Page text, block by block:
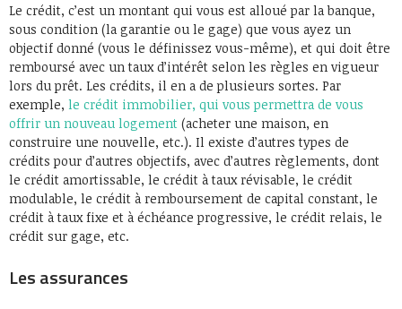
Le crédit, c’est un montant qui vous est alloué par la banque,
sous condition (la garantie ou le gage) que vous ayez un
objectif donné (vous le définissez vous-même), et qui doit être
remboursé avec un taux d’intérêt selon les règles en vigueur
lors du prêt. Les crédits, il en a de plusieurs sortes. Par
exemple, le crédit immobilier, qui vous permettra de vous
offrir un nouveau logement (acheter une maison, en
construire une nouvelle, etc.). Il existe d’autres types de
crédits pour d’autres objectifs, avec d’autres règlements, dont
le crédit amortissable, le crédit à taux révisable, le crédit
modulable, le crédit à remboursement de capital constant, le
crédit à taux fixe et à échéance progressive, le crédit relais, le
crédit sur gage, etc.
Les assurances